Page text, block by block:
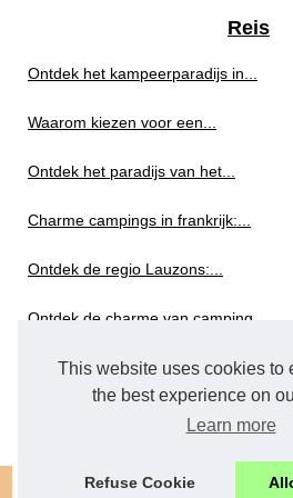
This website uses cookies to
the best experience on
Learn more
Refuse Cookie
Reis
Ontdek het kampeerparadijs in...
Waarom kiezen voor een...
Ontdek het paradijs van het...
Charme campings in frankrijk:...
Ontdek de regio Lauzons:...
Ontdek de charme van camping...
Toerisme
Charme campings aan de...
© 2026Mibr.nl